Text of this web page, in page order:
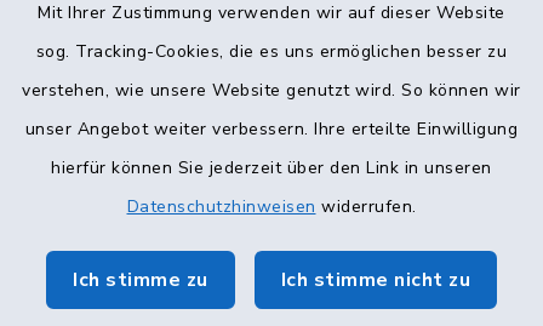
Mit Ihrer Zustimmung verwenden wir auf dieser Website
sog. Tracking-Cookies, die es uns ermöglichen besser zu
verstehen, wie unsere Website genutzt wird. So können wir
unser Angebot weiter verbessern. Ihre erteilte Einwilligung
hierfür können Sie jederzeit über den Link in unseren
Datenschutzhinweisen widerrufen.
Ich stimme zu Ich stimme nicht zu
Terminvergabe